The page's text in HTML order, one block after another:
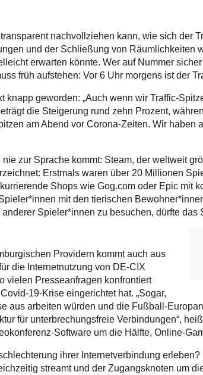
nachvollziehen kann, wie sich der
und der Schließung von Räumlichkeiten
erwarten könnte. Wer auf Nummer
früh aufstehen: Vor 6 Uhr morgens ist der
geworden: „Auch wenn wir Traffic-
die Steigerung rund zehn Prozent,
am Abend vor Corona-Zeiten. Wir haben
zur Sprache kommt: Steam, der weltweit
Erstmals waren über 20 Millionen
Shops wie Gog.com oder Epic mit
mit den tierischen
Spieler*innen zu besuchen, dürfte das
Providern kommt auch aus
die Internetnutzung von DE-CIX
vielen Presseanfragen konfrontiert
19-Krise eingerichtet hat. „Sogar,
aus arbeiten würden und die Fußball-
für unterbrechungsfreie Verbindungen“,
Software um die Hälfte, Online-
ihrer Internetverbindung
streamt und der Zugangsknoten um